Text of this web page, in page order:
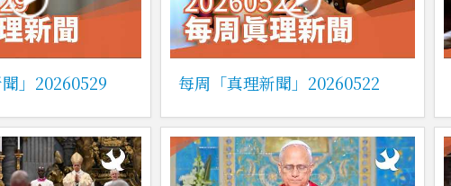
」20260529 每周「真理新聞」20260522